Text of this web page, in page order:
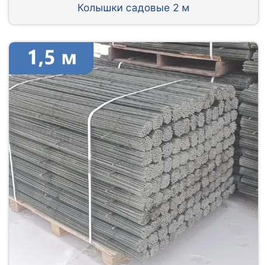
Колышки садовые 2 м